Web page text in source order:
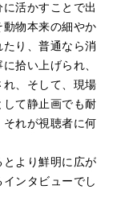
り、カバンちゃ
道を進むことに
ような場所に到
、二人がストッ
込められてしま
進むことにしま
コと別れます。
言をつぶやくま
活かすことで出
物本来の細やか
り、普通なら消
拾い上げられ、
、そして、現場
て静止画でも耐
れが視聴者に何
より鮮明に広が
ンタビューでし